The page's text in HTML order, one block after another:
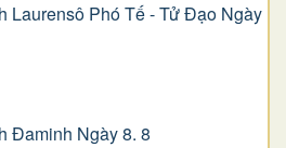
Laurensô Phó Tế - Tử Đạo Ngày
Đaminh Ngày 8. 8